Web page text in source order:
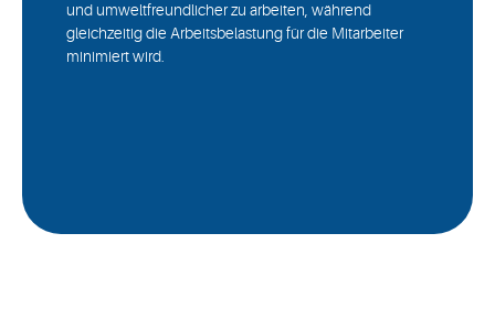
und umweltfreundlicher zu arbeiten, während
gleichzeitig die Arbeitsbelastung für die Mitarbeiter
minimiert wird.